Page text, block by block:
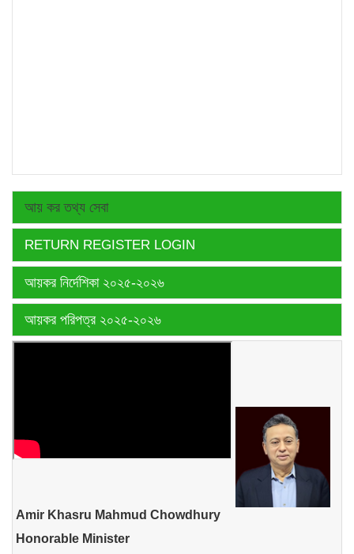
আয় কর তথ্য সেবা
RETURN REGISTER LOGIN
আয়কর নির্দেশিকা ২০২৫-২০২৬
আয়কর পরিপত্র ২০২৫-২০২৬
Amir Khasru Mahmud Chowdhury
Honorable Minister